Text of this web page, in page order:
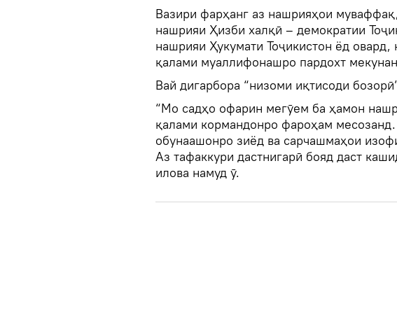
Вазири фарҳанг аз нашрияҳои
нашрияи Ҳизби халқӣ – демократии
нашрияи Ҳукумати Тоҷикистон ёд овард,
қалами муаллифонашро пардохт
Вай дигарбора “низоми иқтисоди
“Мо садҳо офарин мегӯем ба ҳамон
қалами кормандонро фароҳам
обунаашонро зиёд ва сарчашмаҳои
Аз тафаккури дастнигарӣ бояд даст
илова намуд ӯ.